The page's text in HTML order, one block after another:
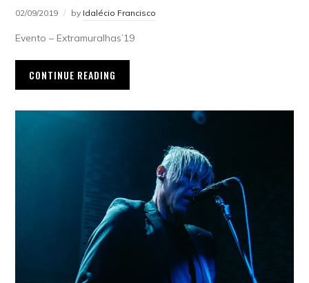
02/09/2019 by Idalécio Francisco
Evento – Extramuralhas’19
CONTINUE READING